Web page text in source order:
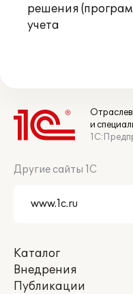
решения
учета
и
Другие сайты 1С
Каталог
Внедрения
Публикации